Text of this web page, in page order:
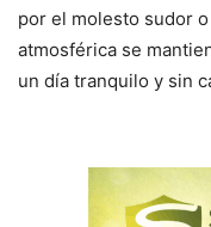
por el molesto sudor
atmosférica se
un día tranquilo y sin